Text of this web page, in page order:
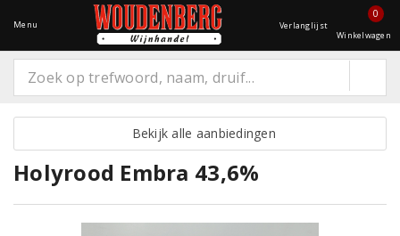
Menu Verlanglijst
0
Winkelwagen
Bekijk alle aanbiedingen
Holyrood Embra 43,6%